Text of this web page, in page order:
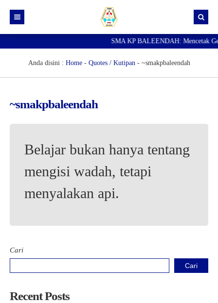
Data Guru
Portal Siswa
SMA KP BALEENDAH: Mencetak
Anda disini : Home- Quotes / Kutipan- ~smakpbaleendah
~smakpbaleendah
Belajar bukan hanya tentang
mengisi wadah, tetapi
menyalakan api.
Cari
Cari
Recent Posts